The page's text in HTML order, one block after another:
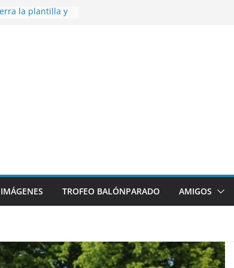
la plantilla y
la
26/27
de un
XXI Torneo
IMÁGENES TROFEO BALÓNPARADO AMIGOS